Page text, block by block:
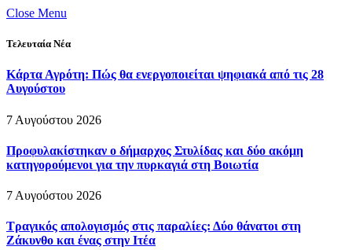
Close Menu
Τελευταία Νέα
Κάρτα Αγρότη: Πώς θα ενεργοποιείται ψηφιακά από τις 28
Αυγούστου
7 Αυγούστου 2026
Προφυλακίστηκαν ο δήμαρχος Στυλίδας και δύο ακόμη
κατηγορούμενοι για την πυρκαγιά στη Βοιωτία
7 Αυγούστου 2026
Τραγικός απολογισμός στις παραλίες: Δύο θάνατοι στη
Ζάκυνθο και ένας στην Ιτέα